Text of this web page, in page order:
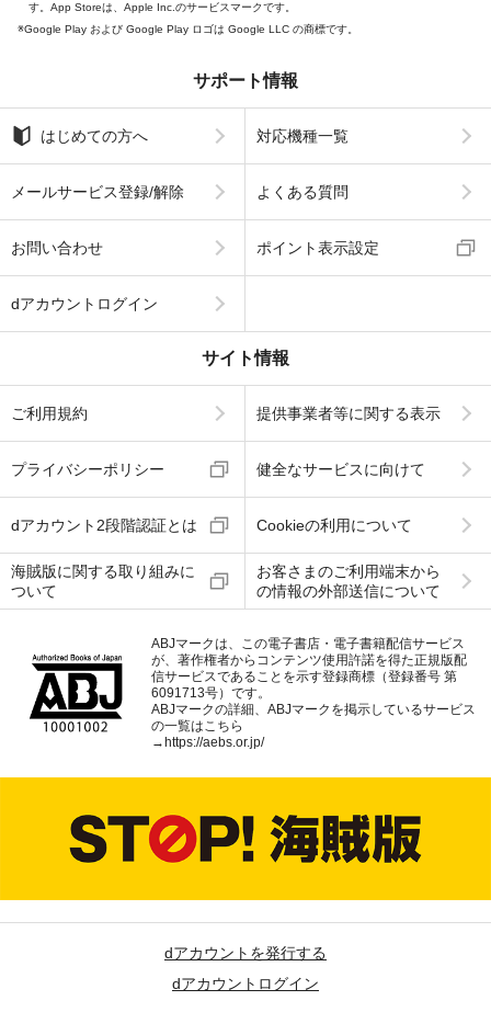
す。App Storeは、Apple Inc.のサービスマークです。
Google Play および Google Play ロゴは Google LLC の商標です。
サポート情報
はじめての方へ 対応機種一覧
メールサービス登録/解除 よくある質問
お問い合わせ ポイント表示設定
dアカウントログイン
サイト情報
ご利用規約 提供事業者等に関する表示
プライバシーポリシー 健全なサービスに向けて
dアカウント2段階認証とは Cookieの利用について
海賊版に関する取り組みに
ついて
お客さまのご利用端末から
の情報の外部送信について
ABJマークは、この電子書店・電子書籍配信サービス
が、著作権者からコンテンツ使用許諾を得た正規版配
信サービスであることを示す登録商標（登録番号 第
6091713号）です。
ABJマークの詳細、ABJマークを掲示しているサービス
の一覧はこちら
→ https://aebs.or.jp/
dアカウントを発行する
dアカウントログイン